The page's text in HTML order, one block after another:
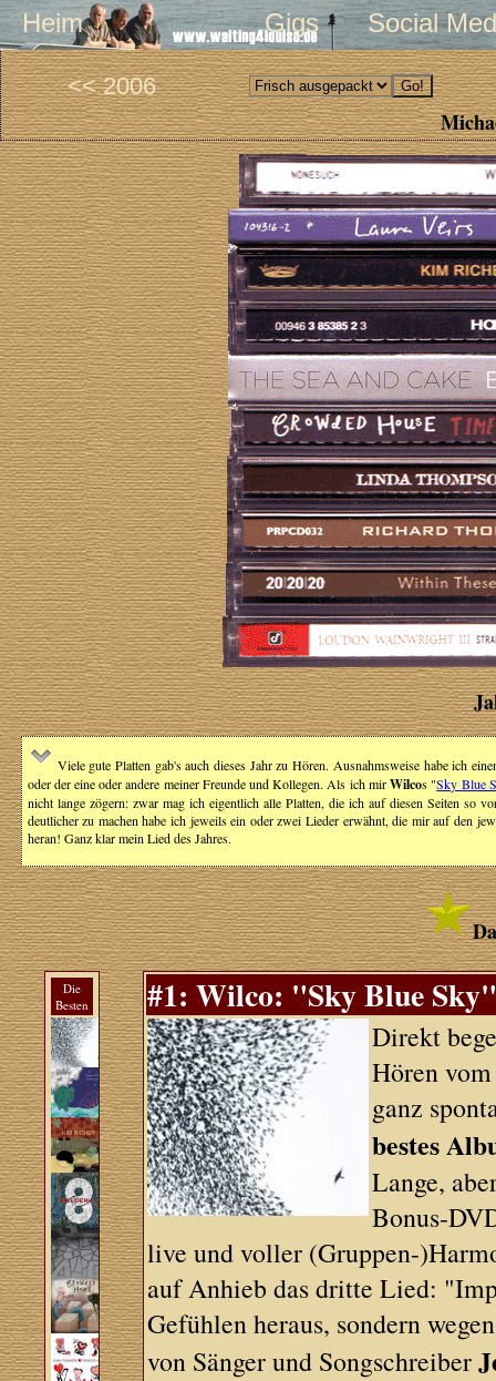
Heim Gigs Social
<< 2006
Viele gute Platten gab's auch dieses Jahr zu Hören. Ausnahmsweise habe ich
oder der eine oder andere meiner Freunde und Kollegen. Als ich mirWilcos "Sky Blue
nicht lange zögern: zwar mag ich eigentlich alle Platten, die ich auf diesen Seiten so
deutlicher zu machen habe ich jeweils ein oder zwei Lieder erwähnt, die mir auf den
heran! Ganz klar mein Lied des Jahres.
Die
Besten
#1: Wilco: "Sky Blue
Direkt
Hören
ganz
bestes
Lange,
Bonus-
live und voller (Gruppen-
auf Anhieb das dritte Lied:
Gefühlen heraus, sondern
von Sänger und Songschreiber